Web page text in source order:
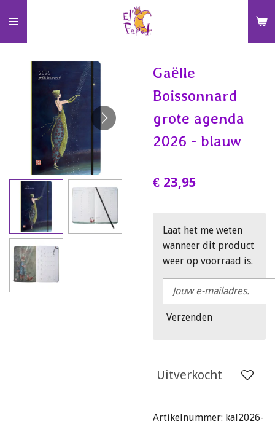
direct
naar
hoofdinhoud
Gaëlle
Boissonnard
grote agenda
2026 - blauw
€ 23,95
Laat het me weten
wanneer dit product
weer op voorraad is.
Verzenden
Uitverkocht
Artikelnummer: kal2026-